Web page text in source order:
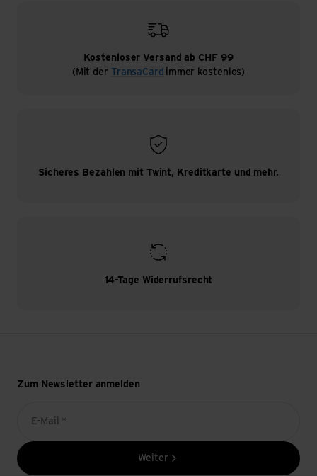
Kostenloser Versand ab CHF 99
(Mit der TransaCard immer kostenlos)
Sicheres Bezahlen mit Twint, Kreditkarte und mehr.
14-Tage Widerrufsrecht
Zum Newsletter anmelden
E-Mail *
Weiter